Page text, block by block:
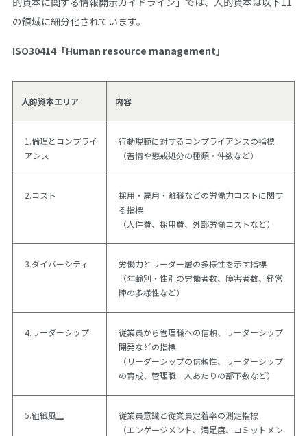
の領域に細分化されています。
ISO30414「Human resource management」
人的資本エリア 内容
1.倫理とコンプライ
アンス
行動規範に対するコンプライアンスの指標
（苦情や懲戒処分の種類・件数など）
2.コスト
採用・雇用・離職などの労働力コストに関す
る指標
（人件費、採用費、外部労働コストなど）
3.ダイバーシティ
労働力とリーダー層の多様性を示す指標
（年齢別・性別の労働者数、障害者数、経営
陣の多様性など）
4.リーダーシップ
従業員から管理職への信頼、リーダーシップ
開発などの指標
（リーダーシップの信頼性、リーダーシップ
の育成、管理職一人あたりの部下数など）
5.組織風土
従業員意識と従業員定着率の測定指標
（エンゲージメント、満足度、コミットメン